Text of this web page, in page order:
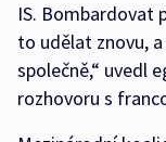
IS. Bombardovat
to udělat znovu,
společně,“ uvedl
rozhovoru s